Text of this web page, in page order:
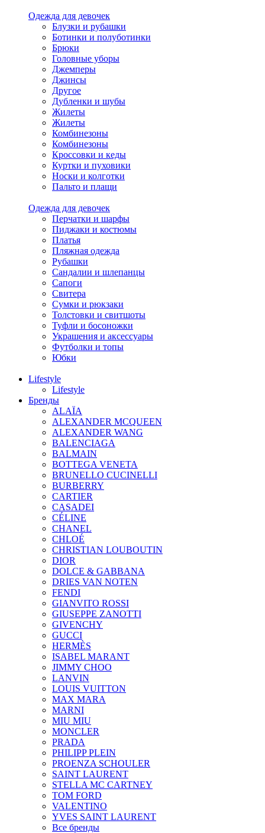
Одежда для девочек
Блузки и рубашки
Ботинки и полуботинки
Брюки
Головные уборы
Джемперы
Джинсы
Другое
Дубленки и шубы
Жилеты
Жилеты
Комбинезоны
Комбинезоны
Кроссовки и кеды
Куртки и пуховики
Носки и колготки
Пальто и плащи
Одежда для девочек
Перчатки и шарфы
Пиджаки и костюмы
Платья
Пляжная одежда
Рубашки
Сандалии и шлепанцы
Сапоги
Свитера
Сумки и рюкзаки
Толстовки и свитшоты
Туфли и босоножки
Украшения и аксессуары
Футболки и топы
Юбки
Lifestyle
Lifestyle
Бренды
ALAÏA
ALEXANDER MCQUEEN
ALEXANDER WANG
BALENCIAGA
BALMAIN
BOTTEGA VENETA
BRUNELLO CUCINELLI
BURBERRY
CARTIER
CASADEI
CÉLINE
CHANEL
CHLOÉ
CHRISTIAN LOUBOUTIN
DIOR
DOLCE & GABBANA
DRIES VAN NOTEN
FENDI
GIANVITO ROSSI
GIUSEPPE ZANOTTI
GIVENCHY
GUCCI
HERMÈS
ISABEL MARANT
JIMMY CHOO
LANVIN
LOUIS VUITTON
MAX MARA
MARNI
MIU MIU
MONCLER
PRADA
PHILIPP PLEIN
PROENZA SCHOULER
SAINT LAURENT
STELLA MC CARTNEY
TOM FORD
VALENTINO
YVES SAINT LAURENT
Все бренды